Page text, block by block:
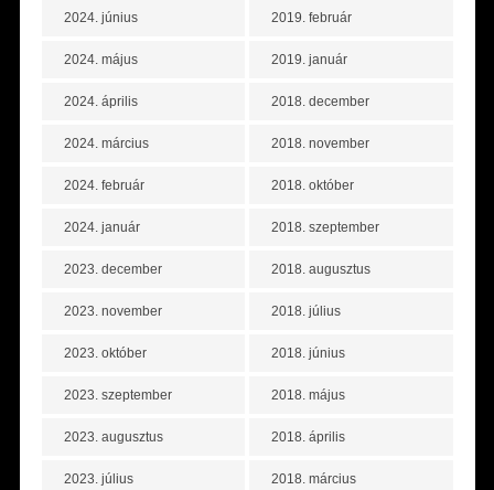
2024. június
2024. május
2024. április
2024. március
2024. február
2024. január
2023. december
2023. november
2023. október
2023. szeptember
2023. augusztus
2023. július
2019. február
2019. január
2018. december
2018. november
2018. október
2018. szeptember
2018. augusztus
2018. július
2018. június
2018. május
2018. április
2018. március